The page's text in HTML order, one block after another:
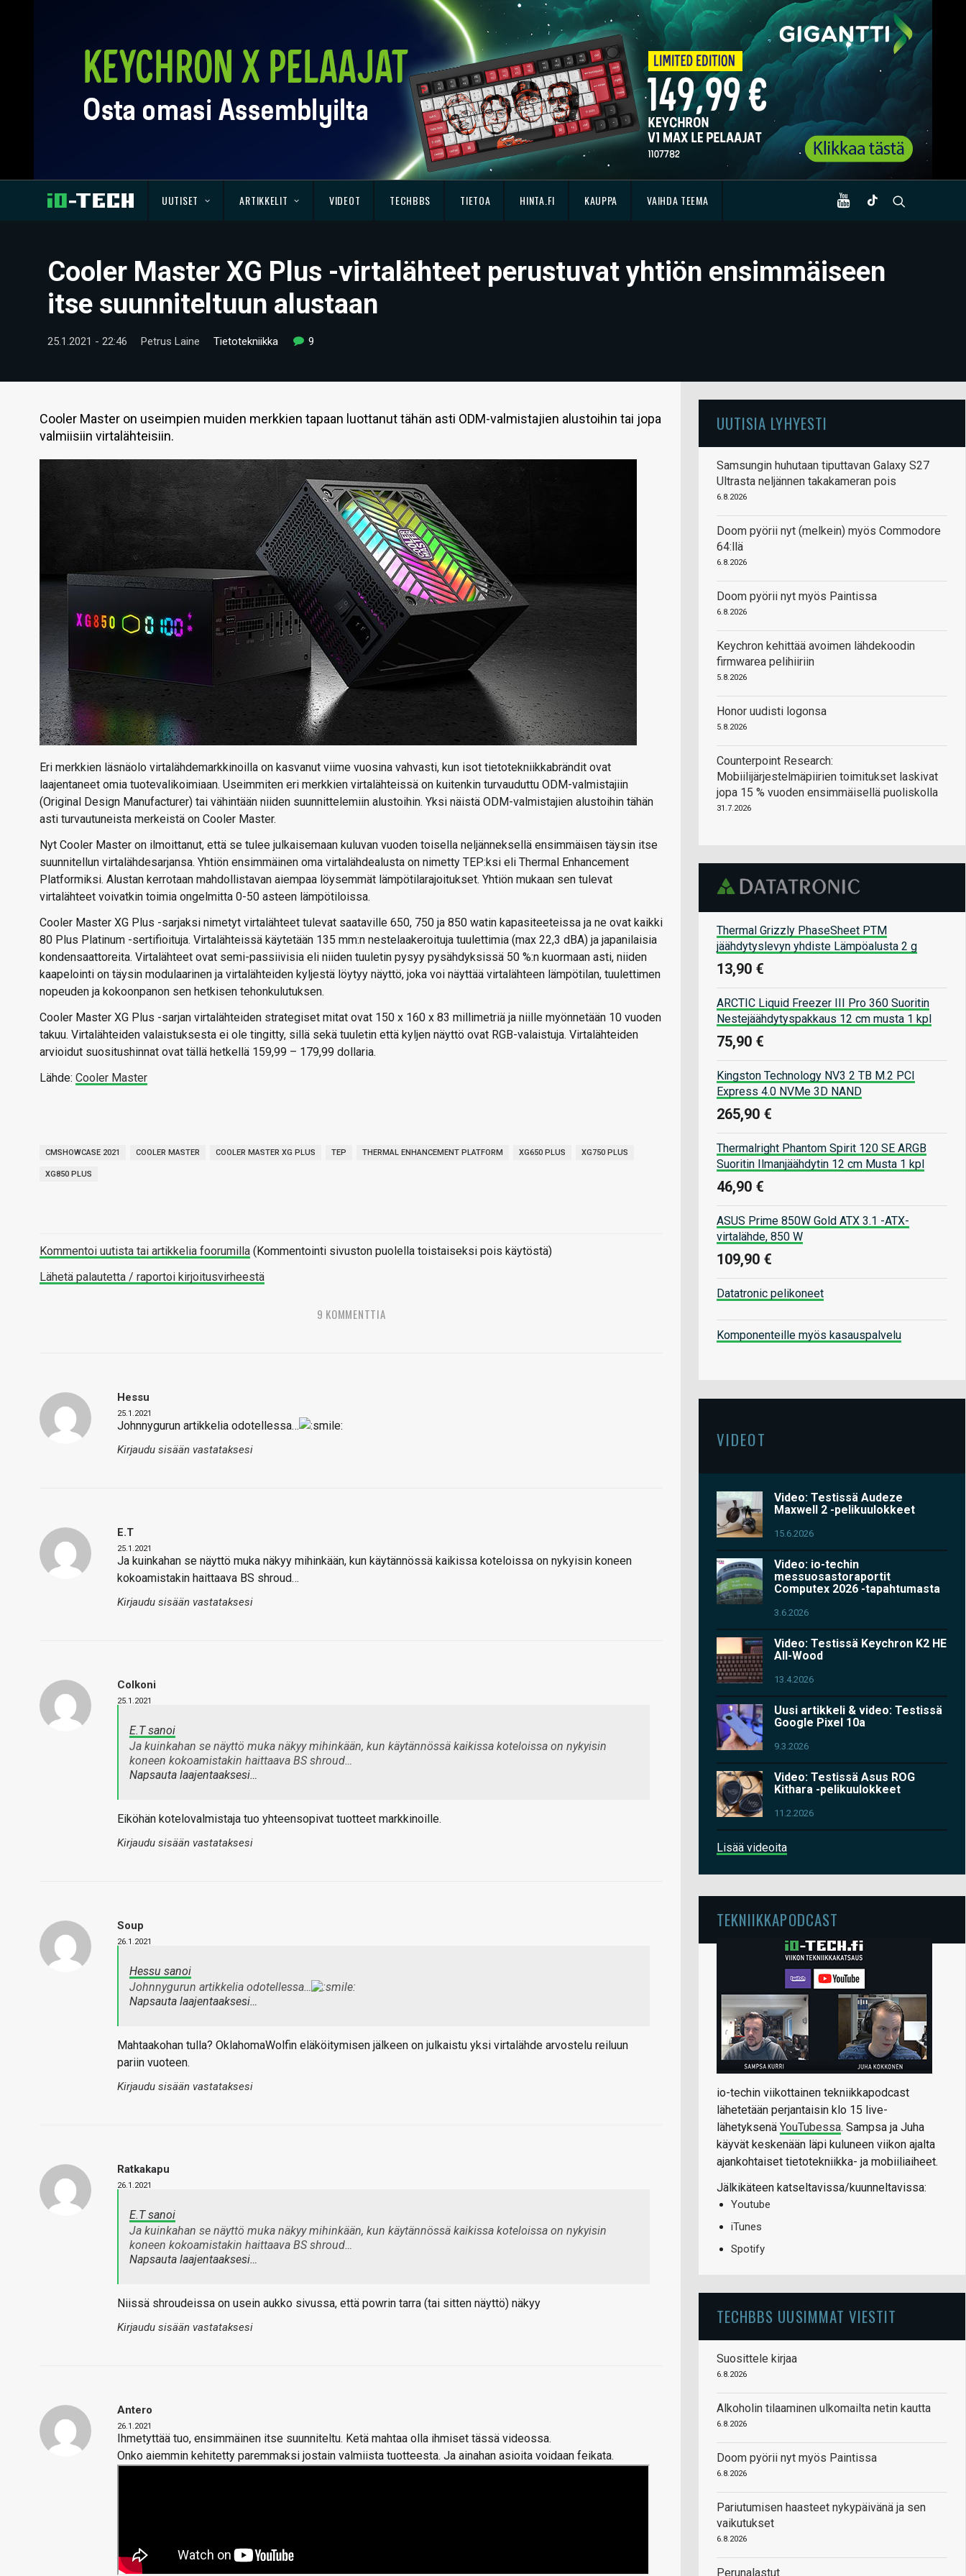
UUTISET ARTIKKELIT VIDEOT TECHBBS TIETOA HINTA.FI KAUPPA VAIHDA TEEMA
Cooler Master XG Plus -virtalähteet perustuvat yhtiön ensimmäiseen
itse suunniteltuun alustaan
25.1.2021 - 22:46 Petrus Laine Tietotekniikka 9
Cooler Master on useimpien muiden merkkien tapaan luottanut tähän asti ODM-valmistajien alustoihin tai jopa
valmiisiin virtalähteisiin.
Eri merkkien läsnäolo virtalähdemarkkinoilla on kasvanut viime vuosina vahvasti, kun isot tietotekniikkabrändit ovat
laajentaneet omia tuotevalikoimiaan. Useimmiten eri merkkien virtalähteissä on kuitenkin turvauduttu ODM-valmistajiin
(Original Design Manufacturer) tai vähintään niiden suunnittelemiin alustoihin. Yksi näistä ODM-valmistajien alustoihin tähän
asti turvautuneista merkeistä on Cooler Master.
Nyt Cooler Master on ilmoittanut, että se tulee julkaisemaan kuluvan vuoden toisella neljänneksellä ensimmäisen täysin itse
suunnitellun virtalähdesarjansa. Yhtiön ensimmäinen oma virtalähdealusta on nimetty TEP:ksi eli Thermal Enhancement
Platformiksi. Alustan kerrotaan mahdollistavan aiempaa löysemmät lämpötilarajoitukset. Yhtiön mukaan sen tulevat
virtalähteet voivatkin toimia ongelmitta 0-50 asteen lämpötiloissa.
Cooler Master XG Plus -sarjaksi nimetyt virtalähteet tulevat saataville 650, 750 ja 850 watin kapasiteeteissa ja ne ovat kaikki
80 Plus Platinum -sertifioituja. Virtalähteissä käytetään 135 mm:n nestelaakeroituja tuulettimia (max 22,3 dBA) ja japanilaisia
kondensaattoreita. Virtalähteet ovat semi-passiivisia eli niiden tuuletin pysyy pysähdyksissä 50 %:n kuormaan asti, niiden
kaapelointi on täysin modulaarinen ja virtalähteiden kyljestä löytyy näyttö, joka voi näyttää virtalähteen lämpötilan, tuulettimen
nopeuden ja kokoonpanon sen hetkisen tehonkulutuksen.
Cooler Master XG Plus -sarjan virtalähteiden strategiset mitat ovat 150 x 160 x 83 millimetriä ja niille myönnetään 10 vuoden
takuu. Virtalähteiden valaistuksesta ei ole tingitty, sillä sekä tuuletin että kyljen näyttö ovat RGB-valaistuja. Virtalähteiden
arvioidut suositushinnat ovat tällä hetkellä 159,99 – 179,99 dollaria.
Lähde: Cooler Master
CMSHOWCASE 2021 COOLER MASTER COOLER MASTER XG PLUS TEP THERMAL ENHANCEMENT PLATFORM XG650 PLUS XG750 PLUS
XG850 PLUS
Kommentoi uutista tai artikkelia foorumilla (Kommentointi sivuston puolella toistaiseksi pois käytöstä)
Lähetä palautetta / raportoi kirjoitusvirheestä
9 KOMMENTTIA
Hessu
25.1.2021
Johnnygurun artikkelia odotellessa…
Kirjaudu sisään vastataksesi
E.T
25.1.2021
Ja kuinkahan se näyttö muka näkyy mihinkään, kun käytännössä kaikissa koteloissa on nykyisin koneen
kokoamistakin haittaava BS shroud…
Kirjaudu sisään vastataksesi
Colkoni
25.1.2021
E.T sanoi
Ja kuinkahan se näyttö muka näkyy mihinkään, kun käytännössä kaikissa koteloissa on nykyisin
koneen kokoamistakin haittaava BS shroud…
Napsauta laajentaaksesi…
Eiköhän kotelovalmistaja tuo yhteensopivat tuotteet markkinoille.
Kirjaudu sisään vastataksesi
Soup
26.1.2021
Hessu sanoi
Johnnygurun artikkelia odotellessa…
Napsauta laajentaaksesi…
Mahtaakohan tulla? OklahomaWolfin eläköitymisen jälkeen on julkaistu yksi virtalähde arvostelu reiluun
pariin vuoteen.
Kirjaudu sisään vastataksesi
Ratkakapu
26.1.2021
E.T sanoi
Ja kuinkahan se näyttö muka näkyy mihinkään, kun käytännössä kaikissa koteloissa on nykyisin
koneen kokoamistakin haittaava BS shroud…
Napsauta laajentaaksesi…
Niissä shroudeissa on usein aukko sivussa, että powrin tarra (tai sitten näyttö) näkyy
Kirjaudu sisään vastataksesi
Antero
26.1.2021
Ihmetyttää tuo, ensimmäinen itse suunniteltu. Ketä mahtaa olla ihmiset tässä videossa.
Onko aiemmin kehitetty paremmaksi jostain valmiista tuotteesta. Ja ainahan asioita voidaan feikata.
UUTISIA LYHYESTI
Samsungin huhutaan tiputtavan Galaxy S27
Ultrasta neljännen takakameran pois
6.8.2026
Doom pyörii nyt (melkein) myös Commodore
64:llä
6.8.2026
Doom pyörii nyt myös Paintissa
6.8.2026
Keychron kehittää avoimen lähdekoodin
firmwarea pelihiiriin
5.8.2026
Honor uudisti logonsa
5.8.2026
Counterpoint Research:
Mobiilijärjestelmäpiirien toimitukset laskivat
jopa 15 % vuoden ensimmäisellä puoliskolla
31.7.2026
Thermal Grizzly PhaseSheet PTM
jäähdytyslevyn yhdiste Lämpöalusta 2 g
13,90 €
ARCTIC Liquid Freezer III Pro 360 Suoritin
Nestejäähdytyspakkaus 12 cm musta 1 kpl
75,90 €
Kingston Technology NV3 2 TB M.2 PCI
Express 4.0 NVMe 3D NAND
265,90 €
Thermalright Phantom Spirit 120 SE ARGB
Suoritin Ilmanjäähdytin 12 cm Musta 1 kpl
46,90 €
ASUS Prime 850W Gold ATX 3.1 -ATX-
virtalähde, 850 W
109,90 €
Datatronic pelikoneet
Komponenteille myös kasauspalvelu
VIDEOT
Video: Testissä Audeze
Maxwell 2 -pelikuulokkeet
15.6.2026
Video: io-techin
messuosastoraportit
Computex 2026 -tapahtumasta
3.6.2026
Video: Testissä Keychron K2 HE
All-Wood
13.4.2026
Uusi artikkeli & video: Testissä
Google Pixel 10a
9.3.2026
Video: Testissä Asus ROG
Kithara -pelikuulokkeet
11.2.2026
Lisää videoita
TEKNIIKKAPODCAST
io-techin viikottainen tekniikkapodcast
lähetetään perjantaisin klo 15 live-
lähetyksenä YouTubessa. Sampsa ja Juha
käyvät keskenään läpi kuluneen viikon ajalta
ajankohtaiset tietotekniikka- ja mobiiliaiheet.
Jälkikäteen katseltavissa/kuunneltavissa:
Youtube
iTunes
Spotify
TECHBBS UUSIMMAT VIESTIT
Suosittele kirjaa
6.8.2026
Alkoholin tilaaminen ulkomailta netin kautta
6.8.2026
Doom pyörii nyt myös Paintissa
6.8.2026
Pariutumisen haasteet nykypäivänä ja sen
vaikutukset
6.8.2026
Perunalastut